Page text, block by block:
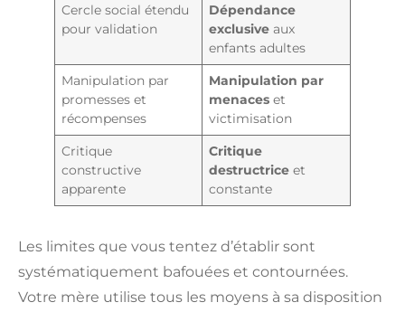
Cercle social étendu
pour validation
Dépendance
exclusive aux
enfants adultes
Manipulation par
promesses et
récompenses
Manipulation par
menaces et
victimisation
Critique
constructive
apparente
Critique
destructrice et
constante
Les limites que vous tentez d’établir sont
systématiquement bafouées et contournées.
Votre mère utilise tous les moyens à sa disposition